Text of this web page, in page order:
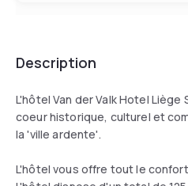
Description
L'hôtel Van der Valk Hotel
coeur historique, culturel et
la 'ville ardente'.
L'hôtel vous offre tout le